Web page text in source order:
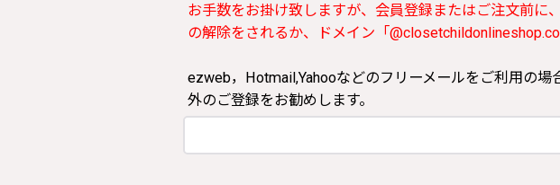
お手数をお掛け致しますが、会員登録またはご注文前に
の解除をされるか、ドメイン「
ezweb，Hotmail,Yahooなどのフリーメールをご利用の
外のご登録をお勧めします。